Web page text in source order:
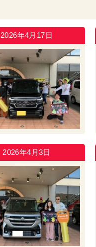
2026年4月17日
2026年4月3日